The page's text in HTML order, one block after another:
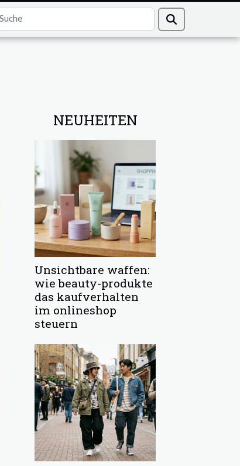
NEUHEITEN
Unsichtbare waffen:
wie beauty-produkte
das kaufverhalten
im onlineshop
steuern